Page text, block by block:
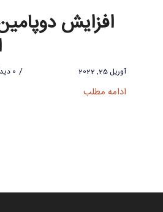
افزایش
آوریل 25, 2022 / 0 دیدگاه
ادامه مطلب